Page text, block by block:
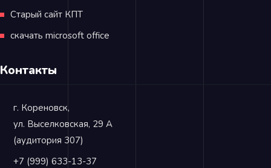
Старый сайт КПТ
скачать microsoft office
Контакты
г. Кореновск,
ул. Выселковская, 29 А
(аудитория 307)
+7 (999) 633-13-37